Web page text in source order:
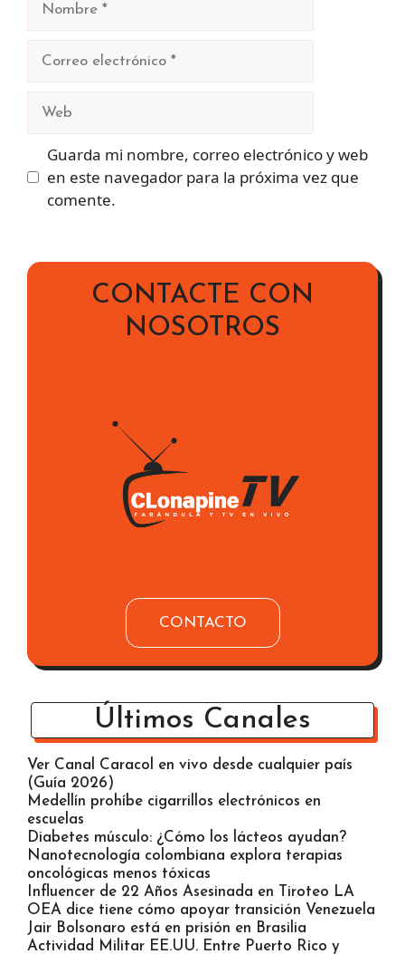
Guarda mi nombre, correo electrónico y web
en este navegador para la próxima vez que
comente.
CONTACTE CON
NOSOTROS
CONTACTO
Últimos Canales
Ver Canal Caracol en vivo desde cualquier país
(Guía 2026)
Medellín prohíbe cigarrillos electrónicos en
escuelas
Diabetes músculo: ¿Cómo los lácteos ayudan?
Nanotecnología colombiana explora terapias
oncológicas menos tóxicas
Influencer de 22 Años Asesinada en Tiroteo LA
OEA dice tiene cómo apoyar transición Venezuela
Jair Bolsonaro está en prisión en Brasilia
Actividad Militar EE.UU. Entre Puerto Rico y